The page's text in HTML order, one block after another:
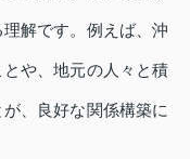
解です。例えば、沖
や、地元の人々と積
、良好な関係構築に